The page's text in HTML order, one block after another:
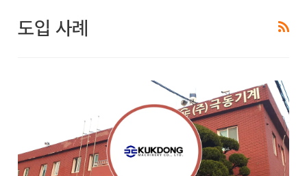
도입 사례